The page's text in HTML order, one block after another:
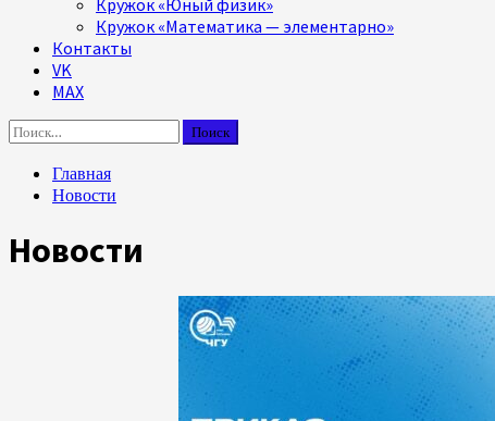
Кружок «Юный физик»
Кружок «Математика — элементарно»
Контакты
VK
MAX
Найти:
Главная
Новости
Новости